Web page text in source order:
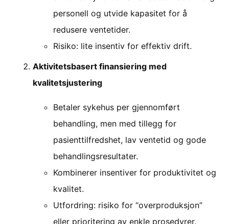
personell og utvide kapasitet for å
redusere ventetider.
Risiko: lite insentiv for effektiv drift.
Aktivitetsbasert finansiering med
kvalitetsjustering
Betaler sykehus per gjennomført
behandling, men med tillegg for
pasienttilfredshet, lav ventetid og gode
behandlingsresultater.
Kombinerer insentiver for produktivitet og
kvalitet.
Utfordring: risiko for “overproduksjon”
eller prioritering av enkle prosedyrer.